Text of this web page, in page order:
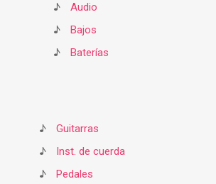
♪
Audio
♪
Bajos
♪
Baterías
♪
Guitarras
♪
Inst. de cuerda
♪
Pedales